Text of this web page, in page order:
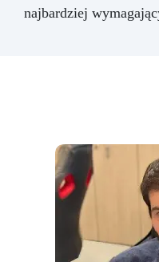
najbardziej